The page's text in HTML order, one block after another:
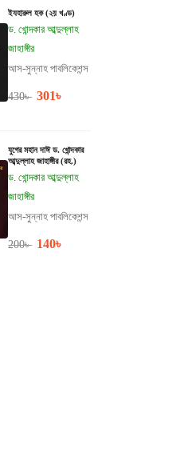
ইযহারুল হক (২য় খণ্ড)
ড. খোন্দকার আব্দুল্লাহ
জাহাঙ্গীর
আস-সুন্নাহ পাবলিকেশন্স
430৳ 301৳
যুগের মহান দাঈ ড. খোন্দকার
আব্দুল্লাহ জাহাঙ্গীর (রহ.)
ড. খোন্দকার আব্দুল্লাহ
জাহাঙ্গীর
আস-সুন্নাহ পাবলিকেশন্স
200৳ 140৳